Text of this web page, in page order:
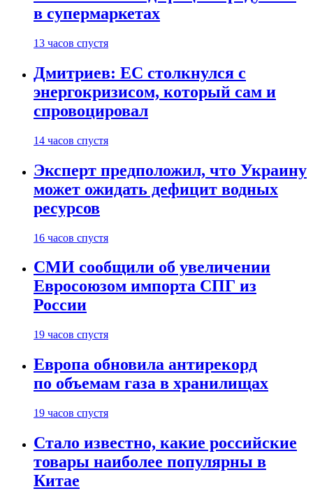
в супермаркетах
13 часов спустя
Дмитриев: ЕС столкнулся с
энергокризисом, который сам и
спровоцировал
14 часов спустя
Эксперт предположил, что Украину
может ожидать дефицит водных
ресурсов
16 часов спустя
СМИ сообщили об увеличении
Евросоюзом импорта СПГ из
России
19 часов спустя
Европа обновила антирекорд
по объемам газа в хранилищах
19 часов спустя
Стало известно, какие российские
товары наиболее популярны в
Китае